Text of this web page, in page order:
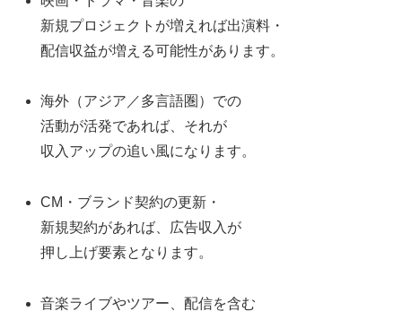
新規プロジェクトが増えれば出演料・
配信収益が増える可能性があります。
海外（アジア／多言語圏）での
活動が活発であれば、それが
収入アップの追い風になります。
CM・ブランド契約の更新・
新規契約があれば、広告収入が
押し上げ要素となります。
音楽ライブやツアー、配信を含む